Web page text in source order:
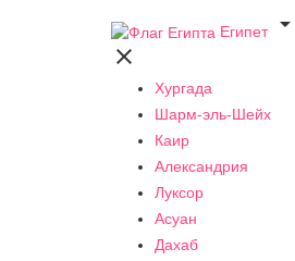
Египет


Хургада
Шарм-эль-Шейх
Каир
Александрия
Луксор
Асуан
Дахаб